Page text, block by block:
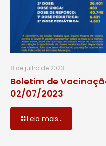
8 de julho de 2023
Boletim de
02/07/2023
Leia mais...